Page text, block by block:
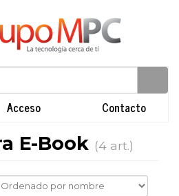
Acceso Contacto
E-Book (4 art.)